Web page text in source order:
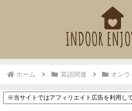
ホーム 英語関連 オン
※当サイトではアフィリエイト広告を利用して